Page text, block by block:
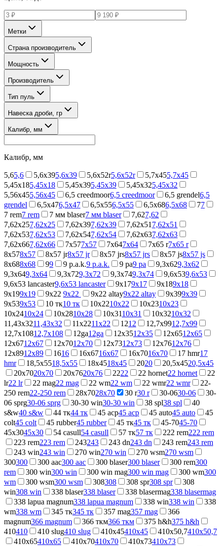
Метки
Страна производитель
Мощность
Производитель
Тип пуль
Навеска дроби, гр
Калибр, мм
Калибр, мм
5,65,6 5,6x395,6x39 5,6x52r5,6x52r 5,7x455,7x45
5,45x185,45x18 5,45x395,45x39 5,45х325,45х32
5,56x455,56x45 6,5 creedmoor6,5 creedmoor 6,5 grendel6,5
grendel
6,5x476,5x47 6,5x556,5x55 6,5x686,5x68 77
7 rem7 rem 7 мм blaser7 мм blaser 7,627,62
7,62x257,62x25 7,62x397,62x39 7,62x51 7,62x51
7,62x537,62x53 7,62x547,62x54 7,62x637,62x63
7,62x667,62x66 7x577x57 7x647x64 7x65 r7x65 r
8x578x57 8x57 jr8x57 jr 8x57 jrs8x57 jrs 8x57 js8x57 js
8x688x68 99 9 p.a.k.9 p.a.k. 9 ра9 ра 9,3x629,3x62
9,3x649,3x64 9,3x729,3x72 9,3x749,3x74 9,6x539,6x53
9,6x53 lancaster9,6x53 lancaster 9x179x17 9x189x18
9x199x19 9x22 9x22 9x22 altay9x22 altay 9x399x39
9x539x53 10 тк10 тк 10x2210x22 10x2310x23
10x2410x24 10x2810x28 10x3110x31 10x3210x32
11,43x3211,43x32 11x2211x22 1212 12,7x9912,7x99
12,7x10812,7x108 12ga12ga 12x3512x35 12x6512x65
12x6712x67 12x7012x70 12x7312x73 12x7612x76
12x8912x89 1616 16x6716x67 16x7016x70 17 hmr17
hmr
18,5х5518,5х55 18x4518x45 2020 20,5x4520,5x45
20x7020x70 20x7620x76 2222 22 hornet22 hornet
22
lr22 lr 22 mag22 mag 22 wm22 wm 22 wmr22 wmr
22-
250 rem22-250 rem 28x7028x70 30 r30 r 30-0630-06
30-
06 sprg30-06 sprg 30-30 win30-30 win 38 spl38 spl
40
s&w40 s&w 44 тк44 тк 45 acp45 acp 45 auto45 auto
45
colt45 colt 45 rubber45 rubber 45 тк45 тк 45-7045-70
45x3045x30 54 casull54 casull 57 тк57 тк 222 rem222 rem
223 rem223 rem 243243 243 dn243 dn 243 rem243 rem
243 win243 win 270 win270 win 270 wsm270 wsm
300300 300 aac300 aac 300 blaser300 blaser 300 rem300
rem
300 win300 win 300 win mag300 win mag 300 wm300
wm
300 wsm300 wsm 308308 308 spr308 spr
308
win308 win 338 blaser338 blaser 338 blasermag338 blasermag
338 lapua magnum338 lapua magnum 338 win338 win
338
wm338 wm 345 тк345 тк 357 mag357 mag
366
magnum366 magnum 366 ткм366 ткм 375 h&h375 h&h
410410 410 slug410 slug 410x45410x45 410x50,7410x50,7
410x65410x65 410x70410x70 410x73410x73